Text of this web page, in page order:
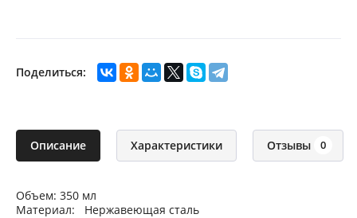
Поделиться:
Описание Характеристики Отзывы 0
Объем: 350 мл
Материал: Нержавеющая сталь